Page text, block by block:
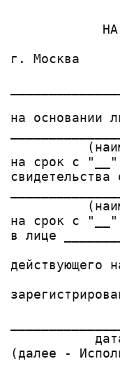
г. Москва
на основании
на срок с
на срок с "__"
в лице
действующего
(далее -